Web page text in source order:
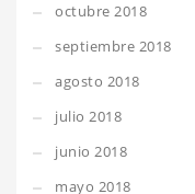
octubre 2018
septiembre 2018
agosto 2018
julio 2018
junio 2018
mayo 2018